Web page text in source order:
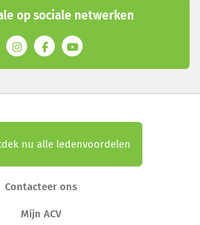
op sociale netwerken
nu alle ledenvoordelen
Contacteer ons
Mijn ACV